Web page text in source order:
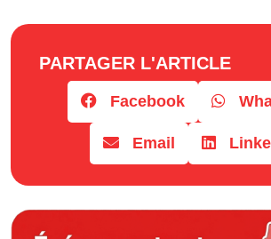
PARTAGER L'ARTICLE
Facebook
Email